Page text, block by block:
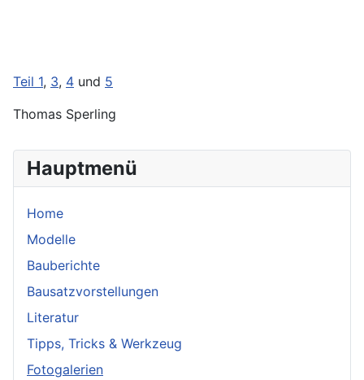
Hauptmenü
Home
Modelle
Bauberichte
Bausatzvorstellungen
Literatur
Tipps, Tricks & Werkzeug
Fotogalerien
Teil 1, 3, 4 und 5
Thomas Sperling